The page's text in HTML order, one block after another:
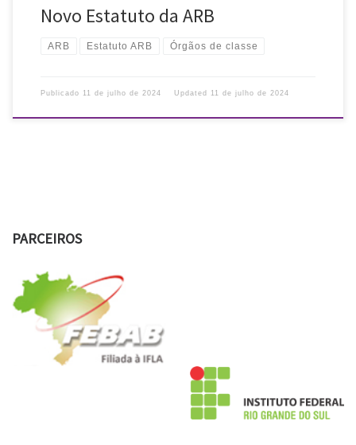
Novo Estatuto da ARB
ARB Estatuto ARB Órgãos de classe
Publicado 11 de julho de 2024 Updated 11 de julho de 2024
PARCEIROS